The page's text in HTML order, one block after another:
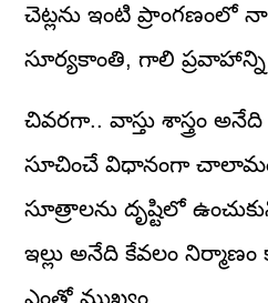
చెట్లను ఇంటి ప్రాంగణంలో
సూర్యకాంతి, గాలి ప్రవాహాన్ని
చివరగా.. వాస్తు శాస్త్రం
సూచించే విధానంగా
సూత్రాలను దృష్టిలో
ఇల్లు అనేది కేవలం
ఎంతో ముఖ్యం.